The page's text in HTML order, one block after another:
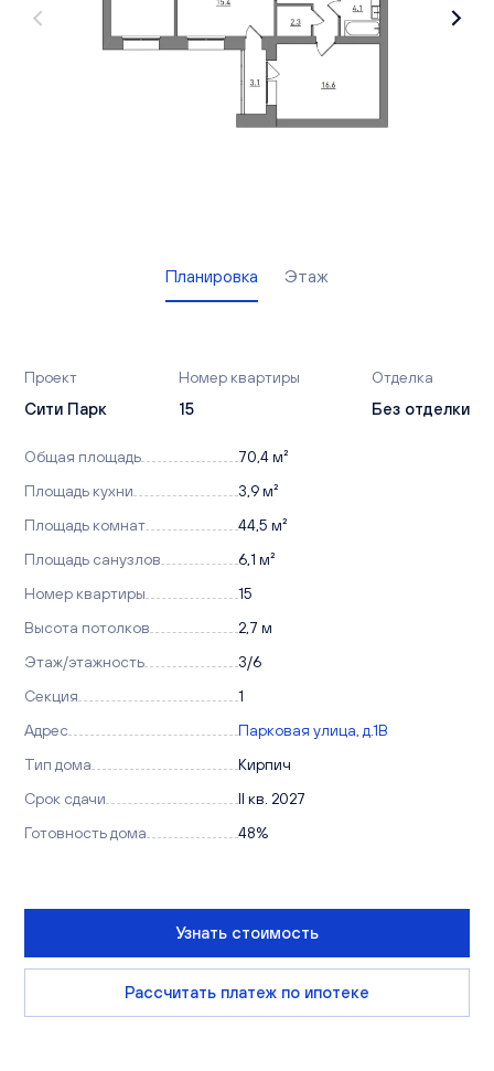
Вакансии
Офисы продаж
Планировка Этаж
Проект
Сити Парк
Номер квартиры
15
Отделка
Без отделки
Общая площадь
70,4 м²
Площадь кухни
3,9 м²
Площадь комнат
44,5 м²
Площадь санузлов
6,1 м²
Номер квартиры
15
Высота потолков
2,7 м
Этаж/этажность
3/6
Секция
1
Адрес
Парковая улица, д.1В
Тип дома
Кирпич
Срок сдачи
II кв. 2027
Готовность дома
48%
Узнать стоимость
Рассчитать платеж по ипотеке